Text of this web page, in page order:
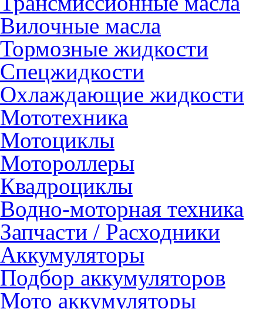
Вилочные масла
Тормозные жидкости
Спецжидкости
Охлаждающие жидкости
Мототехника
Мотоциклы
Мотороллеры
Квадроциклы
Водно-моторная техника
Запчасти / Расходники
Аккумуляторы
Подбор аккумуляторов
Мото аккумуляторы